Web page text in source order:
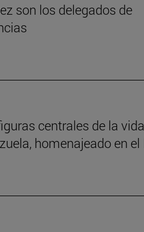
son los delegados de
centrales de la vida
homenajeado en el